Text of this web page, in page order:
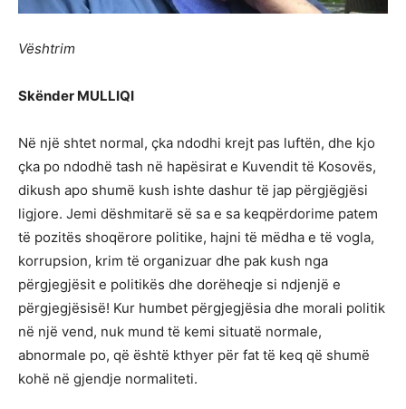
Vështrim
Skënder MULLIQI
Në një shtet normal, çka ndodhi krejt pas luftën, dhe kjo
çka po ndodhë tash në hapësirat e Kuvendit të Kosovës,
dikush apo shumë kush ishte dashur të jap përgjëgjësi
ligjore. Jemi dëshmitarë së sa e sa keqpërdorime patem
të pozitës shoqërore politike, hajni të mëdha e të vogla,
korrupsion, krim të organizuar dhe pak kush nga
përgjegjësit e politikës dhe dorëheqje si ndjenjë e
përgjegjësisë! Kur humbet përgjegjësia dhe morali politik
në një vend, nuk mund të kemi situatë normale,
abnormale po, që është kthyer për fat të keq që shumë
kohë në gjendje normaliteti.